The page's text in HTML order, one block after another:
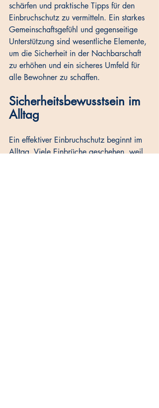
schärfen und praktische Tipps für den
Einbruchschutz zu vermitteln. Ein starkes
Gemeinschaftsgefühl und gegenseitige
Unterstützung sind wesentliche Elemente,
um die Sicherheit in der Nachbarschaft
zu erhöhen und ein sicheres Umfeld für
alle Bewohner zu schaffen.
Sicherheitsbewusstsein im
Alltag
Ein effektiver Einbruchschutz beginnt im
Alltag. Viele Einbrüche geschehen, weil